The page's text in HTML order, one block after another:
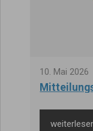
10. Mai 2026